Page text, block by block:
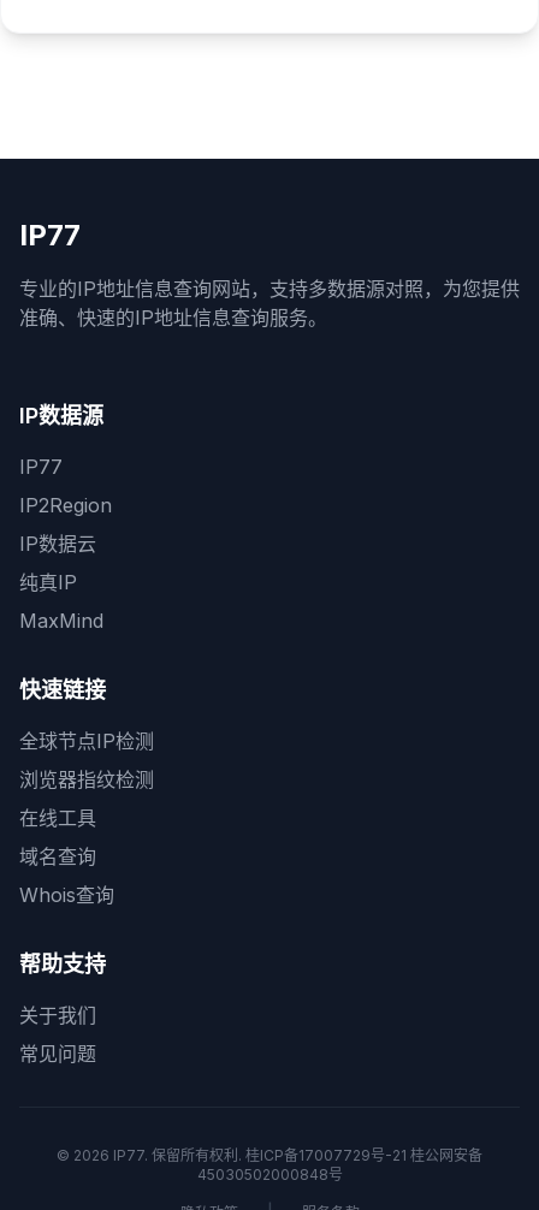
IP77
专业的IP地址信息查询网站，支持多数据源对照，为您提供
准确、快速的IP地址信息查询服务。
IP数据源
IP77
IP2Region
IP数据云
纯真IP
MaxMind
快速链接
全球节点IP检测
浏览器指纹检测
在线工具
域名查询
Whois查询
帮助支持
关于我们
常见问题
© 2026 IP77. 保留所有权利. 桂ICP备17007729号-21 桂公网安备
45030502000848号